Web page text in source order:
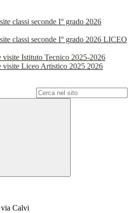
classi seconde I° grado 2026
classi seconde I° grado 2026 LICEO
visite Istituto Tecnico 2025-2026
visite Liceo Artistico 2025 2026
Calvi